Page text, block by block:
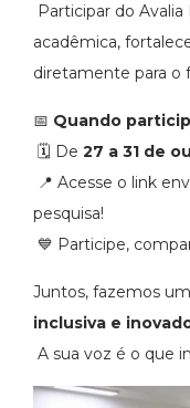
Participar do
acadêmica,
diretamente para o
📅 Quando
🗓️ De 27 a 31 de
📍 Acesse o link
pesquisa!
💙 Participe,
Juntos, fazemos
inclusiva e
A sua voz é o que